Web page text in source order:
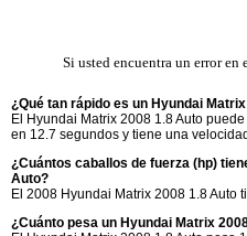
Si usted encuentra un error en
¿Qué tan rápido es un Hyundai
El Hyundai Matrix 2008 1.8 Auto
en 12.7 segundos y tiene una
¿Cuántos caballos de fuerza (hp)
Auto?
El 2008 Hyundai Matrix 2008 1.8 Auto
¿Cuánto pesa un Hyundai Matrix